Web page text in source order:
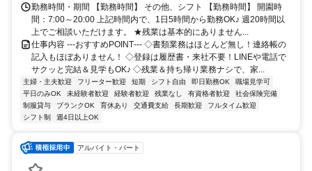
勤務時間・期間 【勤務時間】 その他、シフト 【勤務時間】 開園時
間：7:00～20:00 上記時間内で、1日5時間から勤務OK♪ 週20時間以
上でご相談いただけます。 ★残業は基本的にありません...
仕事内容 ‐‐‐おすすめPOINT‐‐‐ ◇書類業務はほとんど無し！連絡帳の
記入もほぼありません！ ◇登録は履歴書・来社不要！LINEや電話で
サクッと完結＆見学もOK♪ ◇残業＆持ち帰り業務ナシで、家...
主婦・主夫歓迎 フリーター歓迎 短期 シフト自由 即日勤務OK
職場見学可
平日のみOK
未経験者歓迎 経験者歓迎 残業なし 有資格者歓迎
社会保険完備
制服貸与
ブランクOK 育休あり 交通費支給 長期歓迎
フルタイム歓迎
シフト制
週4日以上OK
アルバイト・パート